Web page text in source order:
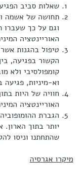
שאלות סביב
תחושה של אשמה
וגם על כך שעברו
האוריינטציה
טיפול בהגנות
הקשור בפגיעה,
קומפולסיבי ולא
וא-מיניות,
חוויה של היות
האוריינטציה
הגברת
יותר בתוך הארון.
שהתחתנו וניסו
מיקרו אגרסיה